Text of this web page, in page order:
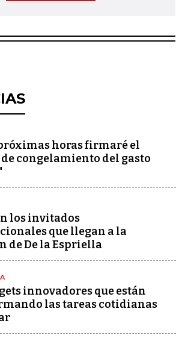
horas firmaré el
congelamiento del gasto
los invitados
que llegan a la
de De la Espriella
innovadores que están
las tareas cotidianas